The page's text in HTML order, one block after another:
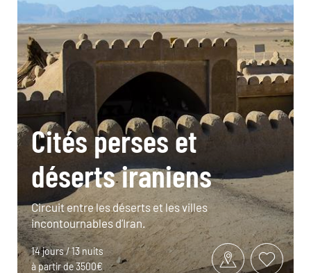
Cités perses et
déserts iraniens
Circuit entre les déserts et les villes
incontournables d’Iran.
14 jours / 13 nuits
à partir de 3500€